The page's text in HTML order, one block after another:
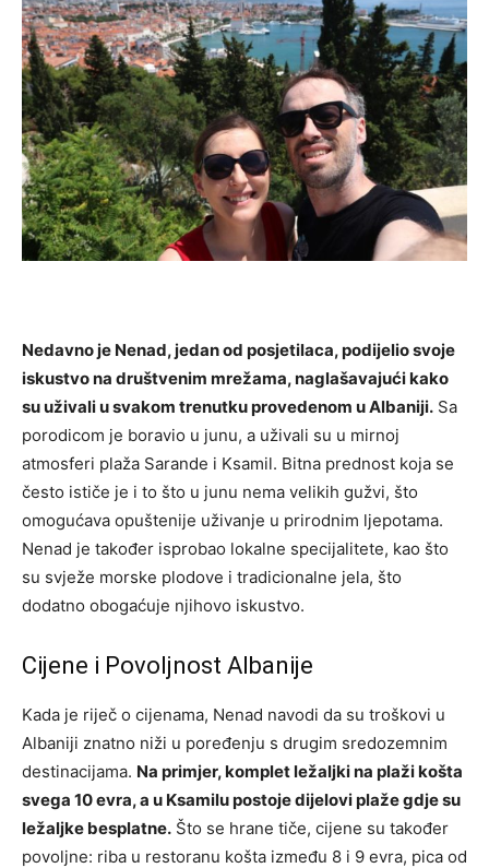
Nedavno je Nenad, jedan od posjetilaca, podijelio svoje
iskustvo na društvenim mrežama, naglašavajući kako
su uživali u svakom trenutku provedenom u Albaniji. Sa
porodicom je boravio u junu, a uživali su u mirnoj
atmosferi plaža Sarande i Ksamil. Bitna prednost koja se
često ističe je i to što u junu nema velikih gužvi, što
omogućava opuštenije uživanje u prirodnim ljepotama.
Nenad je također isprobao lokalne specijalitete, kao što
su svježe morske plodove i tradicionalne jela, što
dodatno obogaćuje njihovo iskustvo.
Cijene i Povoljnost Albanije
Kada je riječ o cijenama, Nenad navodi da su troškovi u
Albaniji znatno niži u poređenju s drugim sredozemnim
destinacijama. Na primjer, komplet ležaljki na plaži košta
svega 10 evra, a u Ksamilu postoje dijelovi plaže gdje su
ležaljke besplatne. Što se hrane tiče, cijene su također
povoljne: riba u restoranu košta između 8 i 9 evra, pica od